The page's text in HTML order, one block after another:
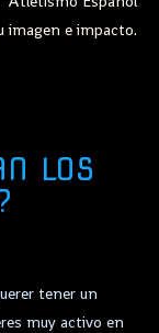
imagen e impacto.
LOS
tener un
muy activo en